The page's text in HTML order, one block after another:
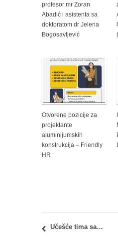
profesor mr Zoran
Abadić i asistenta sa
doktoratom dr Jelena
Bogosavljević
Otvorene pozicije za
projektante
aluminijumskih
konstrukcija – Friendly
HR
Učešće tima sa Arhitektonskog fakulteta u programu CIRCUL’ARTS u Parizu